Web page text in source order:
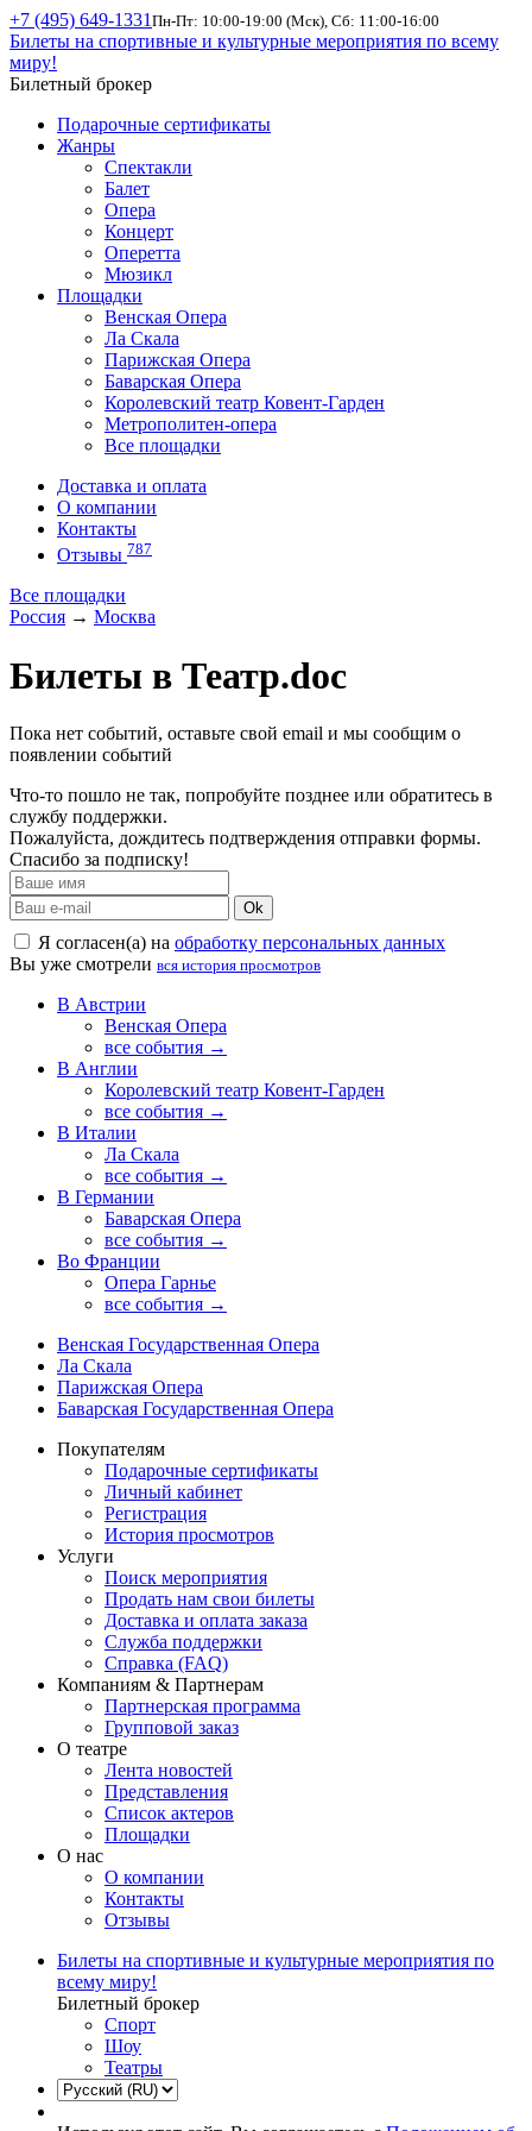
+7 (495) 649-1331 Пн-Пт: 10:00-19:00 (Мск), Сб: 11:00-16:00
Билеты на спортивные и культурные мероприятия по всему
миру!
Билетный брокер
Подарочные сертификаты
Жанры
Спектакли
Балет
Опера
Концерт
Оперетта
Мюзикл
Площадки
Венская Опера
Ла Скала
Парижская Опера
Баварская Опера
Королевский театр Ковент-Гарден
Метрополитен-опера
Все площадки
Доставка и оплата
О компании
Контакты
Отзывы 787
Все площадки
Россия → Москва
Билеты в Театр.doc
Пока нет событий, оставьте свой email и мы сообщим о
появлении событий
Что-то пошло не так, попробуйте позднее или обратитесь в
службу поддержки.
Пожалуйста, дождитесь подтверждения отправки формы.
Спасибо за подписку!
Ok
Я согласен(а) на обработку персональных данных
Вы уже смотрели вся история просмотров
В Австрии
Венская Опера
все события →
В Англии
Королевский театр Ковент-Гарден
все события →
В Италии
Ла Скала
все события →
В Германии
Баварская Опера
все события →
Во Франции
Опера Гарнье
все события →
Венская Государственная Опера
Ла Скала
Парижская Опера
Баварская Государственная Опера
Покупателям
Подарочные сертификаты
Личный кабинет
Регистрация
История просмотров
Услуги
Поиск мероприятия
Продать нам свои билеты
Доставка и оплата заказа
Служба поддержки
Справка (FAQ)
Компаниям & Партнерам
Партнерская программа
Групповой заказ
О театре
Лента новостей
Представления
Список актеров
Площадки
О нас
О компании
Контакты
Отзывы
Билеты на спортивные и культурные мероприятия по
всему миру!
Билетный брокер
Спорт
Шоу
Театры